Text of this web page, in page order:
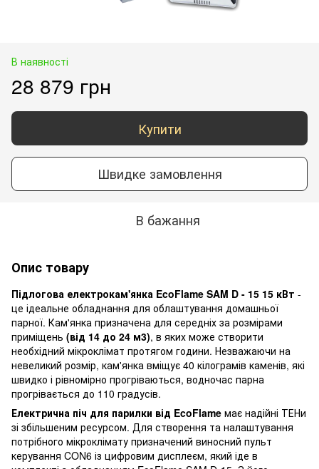
В наявності
28 879 грн
Купити
Швидке замовлення
В бажання
Опис товару
Підлогова електрокам'янка EcoFlame SAM D - 15 15 кВт -
це ідеальне обладнання для облаштування домашньої
парної. Кам'янка призначена для середніх за розмірами
приміщень (від 14 до 24 м3), в яких може створити
необхідний мікроклімат протягом години. Незважаючи на
невеликий розмір, кам'янка вміщує 40 кілограмів каменів, які
швидко і рівномірно прогріваються, водночас парна
прогрівається до 110 градусів.
Електрична піч для парилки від EcoFlame має надійні ТЕНи
зі збільшеним ресурсом. Для створення та налаштування
потрібного мікроклімату призначений виносний пульт
керування CON6 із цифровим дисплеєм, який іде в